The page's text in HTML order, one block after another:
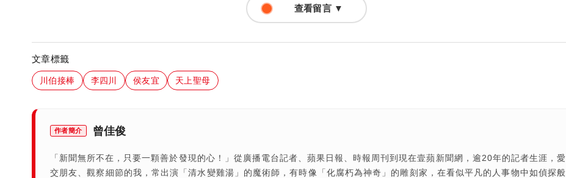
查看留言 ▼
文章標籤
川伯接棒 李四川 侯友宜 天上聖母
作者簡介 曾佳俊
「新聞無所不在，只要一顆善於發現的心！」從廣播電台記者、蘋果日報、時報周刊到現在壹蘋新聞網，逾20年的記者生涯，愛
交朋友、觀察細節的我，常出演「清水變雞湯」的魔術師，有時像「化腐朽為神奇」的雕刻家，在看似平凡的人事物中如偵探般